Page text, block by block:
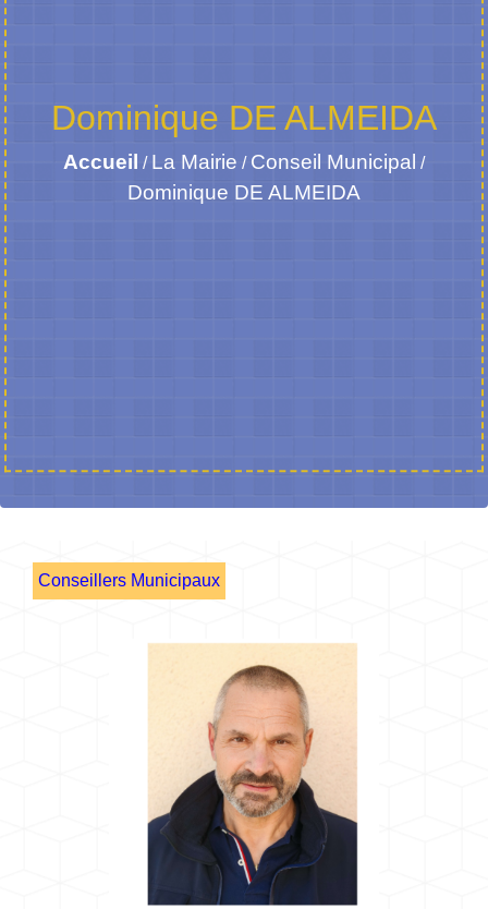
Dominique DE ALMEIDA
Accueil / La Mairie / Conseil Municipal /
Dominique DE ALMEIDA
Conseillers Municipaux